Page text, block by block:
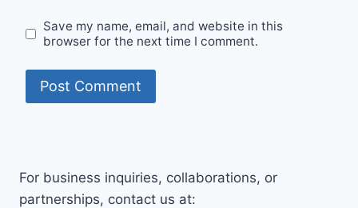
Save my name, email, and website in this
browser for the next time I comment.
For business inquiries, collaborations, or
partnerships, contact us at: